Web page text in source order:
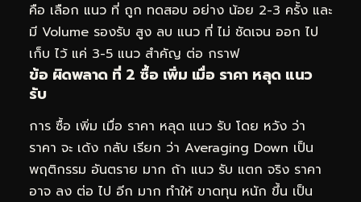
คือ เลือก แนว ที่ ถูก ทดสอบ อย่าง น้อย 2-3 ครั้ง และ
มี Volume รองรับ สูง ลบ แนว ที่ ไม่ ชัดเจน ออก ไป
เก็บ ไว้ แค่ 3-5 แนว สำคัญ ต่อ กราฟ
ข้อ ผิดพลาด ที่ 2 ซื้อ เพิ่ม เมื่อ ราคา หลุด แนว
รับ
การ ซื้อ เพิ่ม เมื่อ ราคา หลุด แนว รับ โดย หวัง ว่า
ราคา จะ เด้ง กลับ เรียก ว่า Averaging Down เป็น
พฤติกรรม อันตราย มาก ถ้า แนว รับ แตก จริง ราคา
อาจ ลง ต่อ ไป อีก มาก ทำให้ ขาดทุน หนัก ขึ้น เป็น